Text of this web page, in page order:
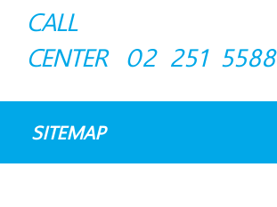
CALL
CENTER 02 251 5588
SITEMAP